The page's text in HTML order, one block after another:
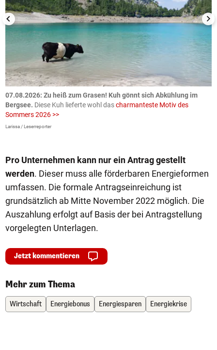
07.08.2026: Zu heiß zum Grasen! Kuh gönnt sich Abkühlung im
Bergsee. Diese Kuh lieferte wohl dascharmanteste Motiv des
Sommers 2026 >>
Larissa / Leserreporter
Pro Unternehmen kann nur ein Antrag gestellt
werden. Dieser muss alle förderbaren Energieformen
umfassen. Die formale Antragseinreichung ist
grundsätzlich ab Mitte November 2022 möglich. Die
Auszahlung erfolgt auf Basis der bei Antragstellung
vorgelegten Unterlagen.
Jetzt kommentieren
Mehr zum Thema
Wirtschaft Energiebonus Energiesparen Energiekrise